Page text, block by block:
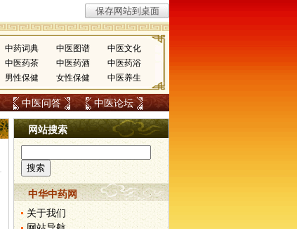
中药词典 中医图谱
中医文化
中医药茶 中医药酒
中医药浴
男性保健 女性保健 中医养生
中医问答 中医论坛
网站搜索
中华中药网
关于我们